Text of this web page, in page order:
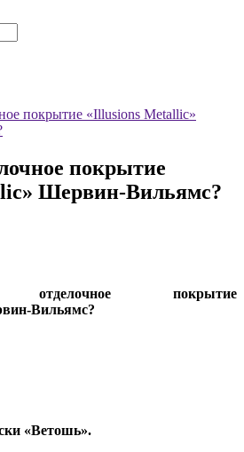
покрытие «Illusions Metallic»
покрытие
Шервин-Вильямс?
покрытие
Вильямс?
«Ветошь».